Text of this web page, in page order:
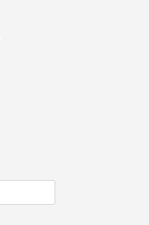
Search